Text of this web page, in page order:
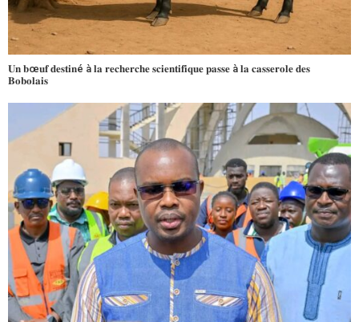
𝐔𝐧 𝐛œ𝐮𝐟 𝐝𝐞𝐬𝐭𝐢𝐧é à 𝐥𝐚 𝐫𝐞𝐜𝐡𝐞𝐫𝐜𝐡𝐞 𝐬𝐜𝐢𝐞𝐧𝐭𝐢𝐟𝐢𝐪𝐮𝐞 𝐩𝐚𝐬𝐬𝐞 à 𝐥𝐚 𝐜𝐚𝐬𝐬𝐞𝐫𝐨𝐥𝐞 𝐝𝐞𝐬
𝐁𝐨𝐛𝐨𝐥𝐚𝐢𝐬